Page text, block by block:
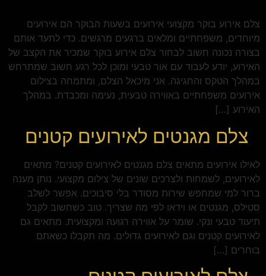
צלם אירוע בוקר מקצועי אירועים בשעות הבוקר הם אירועים
מיוחדים, משפחתיים ומלאים ברגעים מרגשים. כדי לתעד אותם
בצורה נכונה חשוב לבחור צלם אירוע בוקר שמכיר את הקצב של
האירוע, יודע לעבוד עם אור טבעי ומוכן לכל רגע חשוב שמתרחש
במהלך הטקס והחגיגה. אני מיכאל הצלם, ומתמחה בצילום
אירועים משפחתיים באווירה טבעית, נעימה ומכבדת. במהלך
האירוע […]
צלם מגנטים לאירועים קטנים
לאילו אירועים מתאים צלם מגנטים לאירועים קטנים? מתאים
לאירועים, לשמחות ולצרכים שונים של צילום מקצועי. נותן מענה
ברור למי שמחפש שירות מסודר בלי סיבוכים. אפשר לשלב
סטילס, מגנטים או וידאו לפי מה שצריך. טוב כשחשוב לקבל
תיעוד טבעי ונקי. שומר על אווירה רגועה ומקצועית. מתאים גם
לאירועים קטנים וגם לאירועים גדולים. מה תקבלו כשאתם
בוחרים […]